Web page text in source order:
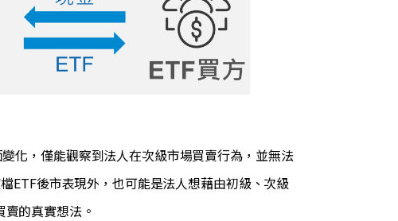
化，僅能觀察到法人在次級市場買賣行為，並無法
ETF後市表現外，也可能是法人想藉由初級、次級
的真實想法。